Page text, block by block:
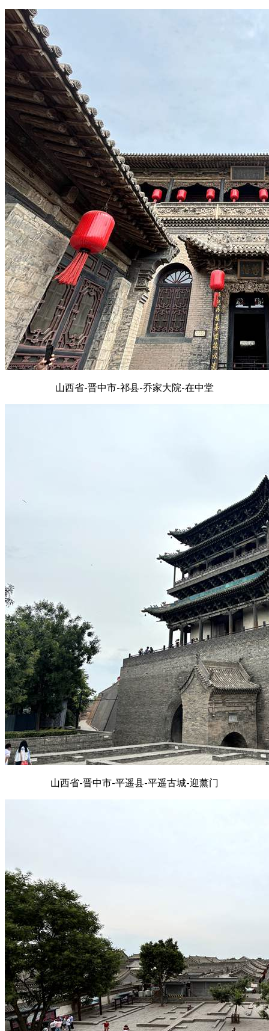
山西省-晋中市-祁县-乔家大院-在中堂
山西省-晋中市-平遥县-平遥古城-迎薰门